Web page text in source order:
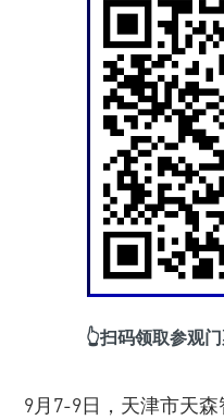
👆扫码领取参观门
9月7-9日，天津市天